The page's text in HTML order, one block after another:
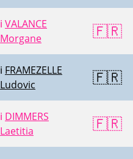
ℹ️ VALANCE
Morgane
🇫🇷
ℹ️ FRAMEZELLE
Ludovic
🇫🇷
ℹ️ DIMMERS
Laetitia
🇫🇷